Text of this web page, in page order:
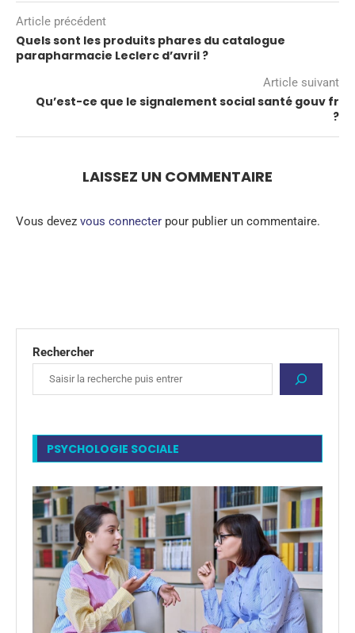
Article précédent
Quels sont les produits phares du catalogue
parapharmacie Leclerc d’avril ?
Article suivant
Qu’est-ce que le signalement social santé gouv fr
?
LAISSEZ UN COMMENTAIRE
Vous devez vous connecter pour publier un commentaire.
Rechercher
PSYCHOLOGIE SOCIALE